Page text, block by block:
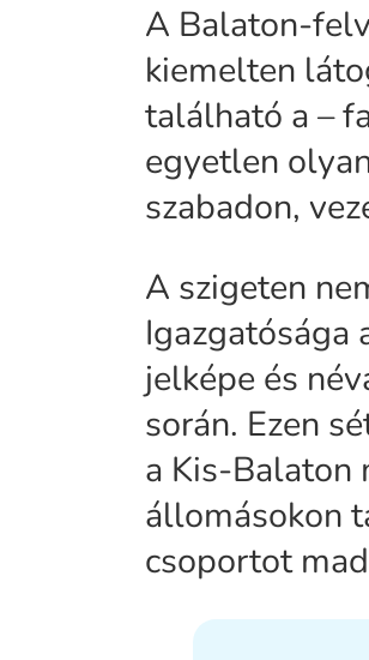
A Balaton-
kiemelten
található a –
egyetlen
szabadon,
A szigeten
Igazgatósága
jelképe és
során. Ezen
a Kis-Balaton
állomásokon
csoportot